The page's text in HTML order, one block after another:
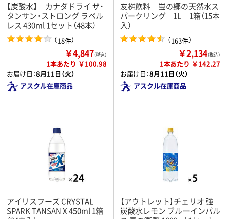
【炭酸水】 カナダドライ ザ・
タンサン・ストロング ラベル
レス 430ml 1セット（48本）
（18件）
￥4,847（税込）
1本あたり ￥100.98
お届け日：8月11日（火）
アスクル在庫商品
友桝飲料 蛍の郷の天然水ス
パークリング 1L 1箱（15本
入）
（163件）
￥2,134（税込）
1本あたり ￥142.27
お届け日：8月11日（火）
アスクル在庫商品
アイリスフーズ CRYSTAL
SPARK TANSAN X 450ml 1箱
【アウトレット】チェリオ 強
炭酸水レモン ブルーインパル